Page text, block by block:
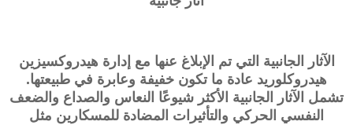
الآثار الجانبية التي تم الإبلاغ عنها مع إدارة هيدروكسيزين
هيدروكلوريد عادة ما تكون خفيفة وعابرة في طبيعتها.
تشمل الآثار الجانبية الأكثر شيوعًا النعاس والصداع والضعف
النفسي الحركي والتأثيرات المضادة للمسكارين مثل